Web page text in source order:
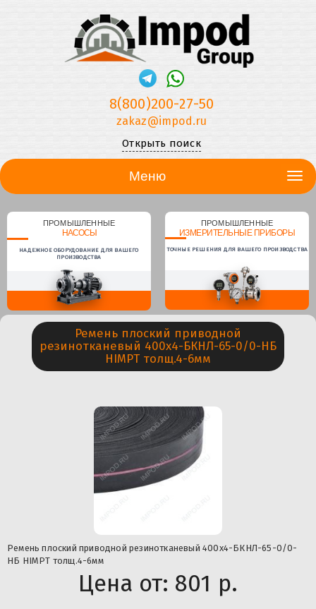
8(800)200-27-50
zakaz@impod.ru
Открыть поиск
Меню
ПРОМЫШЛЕННЫЕ
НАСОСЫ
НАДЕЖНОЕ ОБОРУДОВАНИЕ ДЛЯ ВАШЕГО
ПРОИЗВОДСТВА
ПРОМЫШЛЕННЫЕ
ИЗМЕРИТЕЛЬНЫЕ ПРИБОРЫ
ТОЧНЫЕ РЕШЕНИЯ ДЛЯ ВАШЕГО ПРОИЗВОДСТВА
Ремень плоский приводной
резинотканевый 400х4-БКНЛ-65-0/0-НБ
HIMPT толщ.4-6мм
Ремень плоский приводной резинотканевый 400х4-БКНЛ-65-0/0-
НБ HIMPT толщ.4-6мм
Цена от: 801 р.